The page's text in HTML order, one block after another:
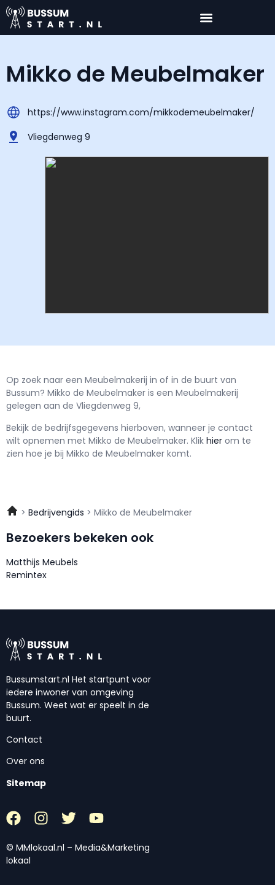
Mikko de Meubelmaker
https://www.instagram.com/mikkodemeubelmaker/
Vliegdenweg 9
Op zoek naar een Meubelmakerij in of in de buurt van
Bussum? Mikko de Meubelmaker is een Meubelmakerij
gelegen aan de Vliegdenweg 9,
Bekijk de bedrijfsgegevens hierboven, wanneer je contact
wilt opnemen met Mikko de Meubelmaker. Klik hier om te
zien hoe je bij Mikko de Meubelmaker komt.
Bedrijvengids Mikko de Meubelmaker
Bezoekers bekeken ook
Matthijs Meubels
Remintex
Bussumstart.nl Het startpunt voor
iedere inwoner van omgeving
Bussum. Weet wat er speelt in de
buurt.
Contact
Over ons
Sitemap
© MMlokaal.nl – Media&Marketing
lokaal